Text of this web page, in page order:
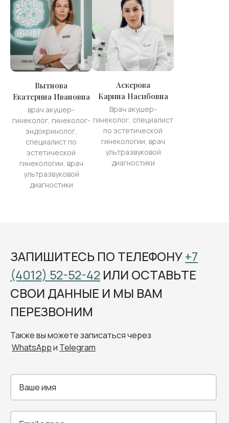
Вытнова
Екатерина Ивановна
врач акушер-
гинеколог, гинеколог-
эндокринолог,
специалист по
эстетической
гинекологии, врач
ультразвуковой
диагностики
Аскерова
Карина Насибовна
Врач акушер-
гинеколог, специалист
по эстетической
гинекологии, врач
ультразвуковой
диагностики
ЗАПИШИТЕСЬ ПО ТЕЛЕФОНУ+7
(4012) 52-52-42 ИЛИ ОСТАВЬТЕ
СВОИ ДАННЫЕ И МЫ ВАМ
ПЕРЕЗВОНИМ
Также вы можете записаться через
WhatsAppи Telegram